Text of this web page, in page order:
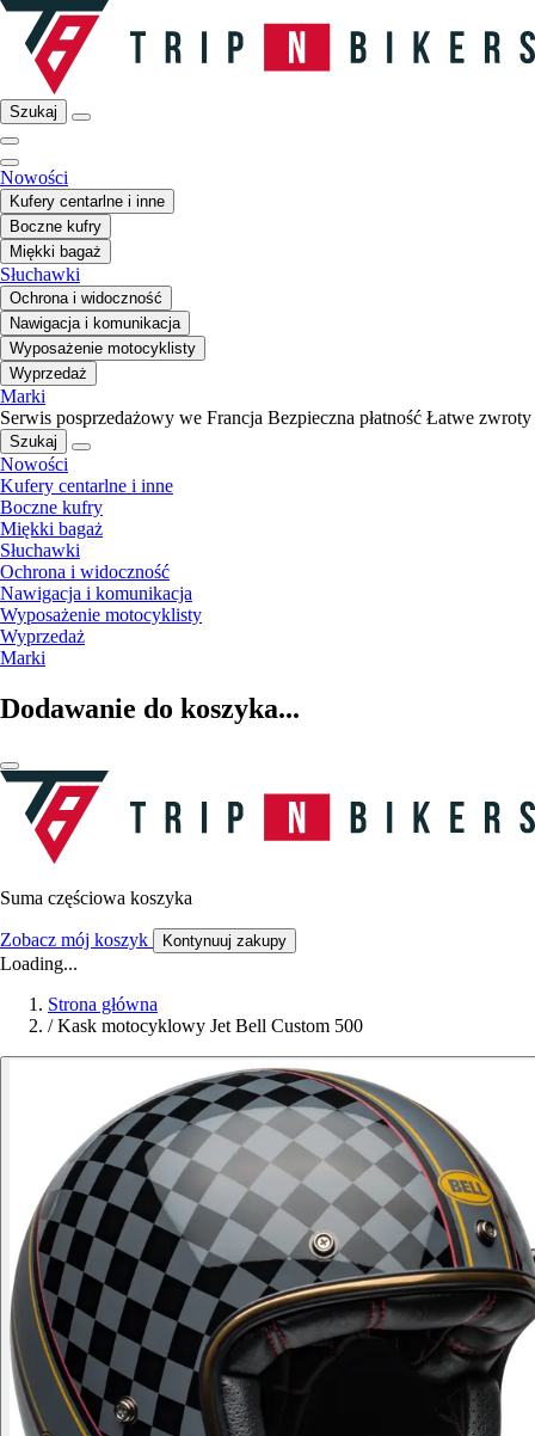
Szukaj
Nowości
Kufery centarlne i inne
Boczne kufry
Miękki bagaż
Słuchawki
Ochrona i widoczność
Nawigacja i komunikacja
Wyposażenie motocyklisty
Wyprzedaż
Marki
Serwis posprzedażowy we Francja Bezpieczna płatność Łatwe zwroty
Szukaj
Nowości
Kufery centarlne i inne
Boczne kufry
Miękki bagaż
Słuchawki
Ochrona i widoczność
Nawigacja i komunikacja
Wyposażenie motocyklisty
Wyprzedaż
Marki
Dodawanie do koszyka...
Suma częściowa koszyka
Zobacz mój koszyk Kontynuuj zakupy
Loading...
Strona główna
/ Kask motocyklowy Jet Bell Custom 500